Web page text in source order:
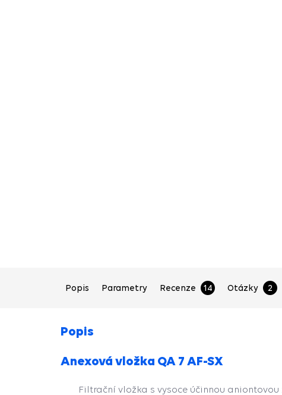
Popis Parametry Recenze 14 Otázky 2
Popis
Anexová vložka QA 7 AF-SX
Filtrační vložka s vysoce účinnou